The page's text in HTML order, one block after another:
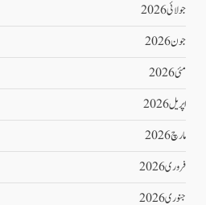
جولائی 2026
جون 2026
مئی 2026
اپریل 2026
مارچ 2026
فروری 2026
جنوری 2026